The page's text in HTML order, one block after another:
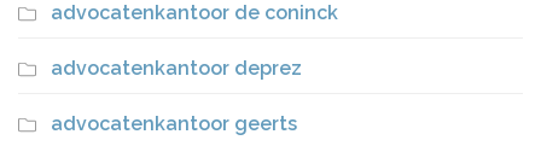
advocatenkantoor de coninck
advocatenkantoor deprez
advocatenkantoor geerts